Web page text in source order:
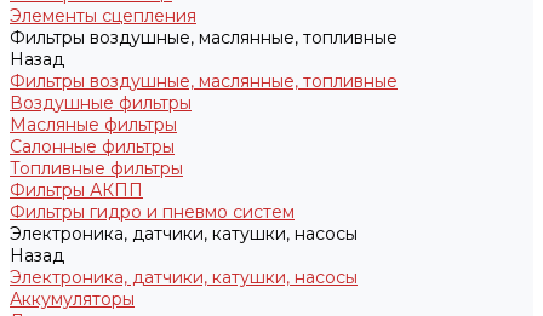
Элементы сцепления
Фильтры воздушные, маслянные, топливные
Назад
Фильтры воздушные, маслянные, топливные
Воздушные фильтры
Масляные фильтры
Салонные фильтры
Топливные фильтры
Фильтры АКПП
Фильтры гидро и пневмо систем
Электроника, датчики, катушки, насосы
Назад
Электроника, датчики, катушки, насосы
Аккумуляторы